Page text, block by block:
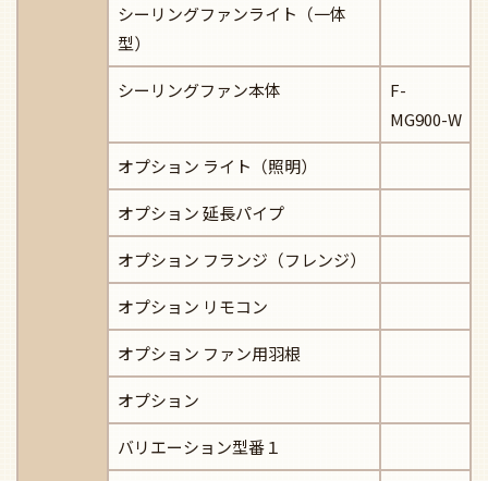
シーリングファンライト（一体
型）
シーリングファン本体
F-
MG900-W
オプション ライト（照明）
オプション 延長パイプ
オプション フランジ（フレンジ）
オプション リモコン
オプション ファン用羽根
オプション
バリエーション型番１